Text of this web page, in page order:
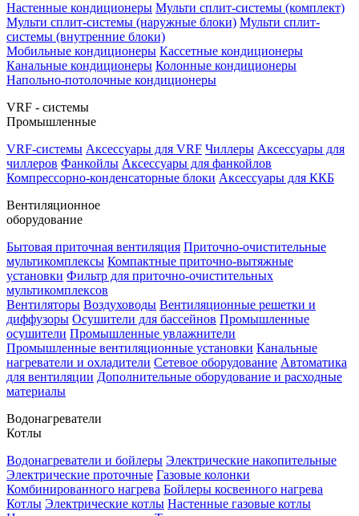
Настенные кондиционеры Мульти сплит-системы (комплект)
Мульти сплит-системы (наружные блоки) Мульти сплит-
системы (внутренние блоки)
Мобильные кондиционеры Кассетные кондиционеры
Канальные кондиционеры Колонные кондиционеры
Напольно-потолочные кондиционеры
VRF - системы
Промышленные
VRF-системы Аксессуары для VRF Чиллеры Аксессуары для
чиллеров Фанкойлы Аксессуары для фанкойлов
Компрессорно-конденсаторные блоки Аксессуары для ККБ
Вентиляционное
оборудование
Бытовая приточная вентиляция Приточно-очистительные
мультикомплексы Компактные приточно-вытяжные
установки Фильтр для приточно-очистительных
мультикомплексов
Вентиляторы Воздуховоды Вентиляционные решетки и
диффузоры Осушители для бассейнов Промышленные
осушители Промышленные увлажнители
Промышленные вентиляционные установки Канальные
нагреватели и охладители Сетевое оборудование Автоматика
для вентиляции Дополнительные оборудование и расходные
материалы
Водонагреватели
Котлы
Водонагреватели и бойлеры Электрические накопительные
Электрические проточные Газовые колонки
Комбинированного нагрева Бойлеры косвенного нагрева
Котлы Электрические котлы Настенные газовые котлы